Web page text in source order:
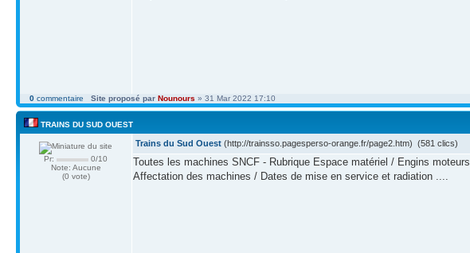
0 commentaire Site proposé par Nounours » 31 Mar 2022 17:10
TRAINS DU SUD OUEST
Pr:
0/10
Note: Aucune
(0 vote)
Trains du Sud Ouest (http://trainsso.pagesperso-orange.fr/page2.htm) (581 clics)
Toutes les machines SNCF - Rubrique Espace matériel / Engins moteurs
Affectation des machines / Dates de mise en service et radiation ....